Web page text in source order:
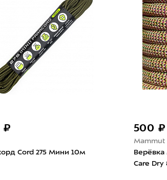
Репшнур Mammut Cord 5,0мм/1м